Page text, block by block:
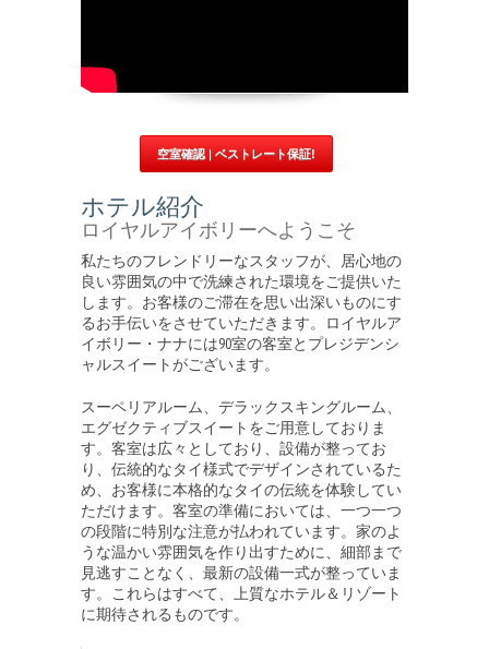
空室確認 | ベストレート保証!
ホテル紹介
ロイヤルアイボリーへようこそ
私たちのフレンドリーなスタッフが、居心地の
良い雰囲気の中で洗練された環境をご提供いた
します。お客様のご滞在を思い出深いものにす
るお手伝いをさせていただきます。ロイヤルア
イボリー・ナナには90室の客室とプレジデンシ
ャルスイートがございます。
スーペリアルーム、デラックスキングルーム、
エグゼクティブスイートをご用意しておりま
す。客室は広々としており、設備が整ってお
り、伝統的なタイ様式でデザインされているた
め、お客様に本格的なタイの伝統を体験してい
ただけます。客室の準備においては、一つ一つ
の段階に特別な注意が払われています。家のよ
うな温かい雰囲気を作り出すために、細部まで
見逃すことなく、最新の設備一式が整っていま
す。これらはすべて、上質なホテル＆リゾート
に期待されるものです。